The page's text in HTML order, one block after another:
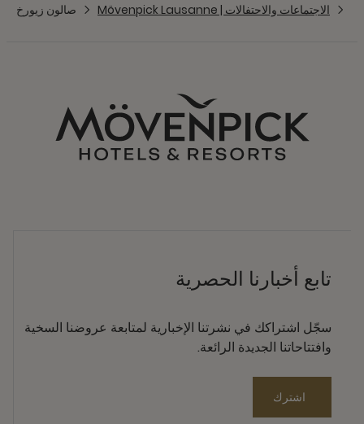
الاجتماعات والاحتفالات | Mövenpick Lausanne
صالون زيورخ
تابع أخبارنا الحصرية
سجّل اشتراكك في نشرتنا الإخبارية لمتابعة عروضنا السخية
وافتتاحاتنا الجديدة الرائعة.
اشترك